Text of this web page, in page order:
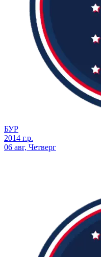
БУР
2014 г.р.
06 авг, Четверг